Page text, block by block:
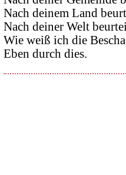
Nach deinem Land
Nach deiner Welt
Wie weiß ich die
Eben durch dies.